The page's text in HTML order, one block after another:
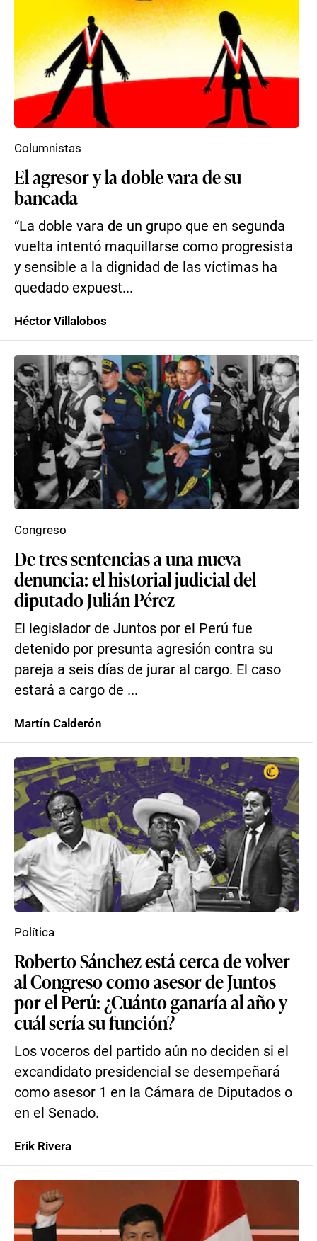
El agresor y la doble vara de su
bancada
“La doble vara de un grupo que en segunda
vuelta intentó maquillarse como progresista
y sensible a la dignidad de las víctimas ha
quedado expuest...
Columnistas
Héctor Villalobos
De tres sentencias a una nueva
denuncia: el historial judicial del
diputado Julián Pérez
El legislador de Juntos por el Perú fue
detenido por presunta agresión contra su
pareja a seis días de jurar al cargo. El caso
estará a cargo de ...
Congreso
Martín Calderón
Roberto Sánchez está cerca de volver
al Congreso como asesor de Juntos
por el Perú: ¿Cuánto ganaría al año y
cuál sería su función?
Los voceros del partido aún no deciden si el
excandidato presidencial se desempeñará
como asesor 1 en la Cámara de Diputados o
en el Senado.
Política
Erik Rivera